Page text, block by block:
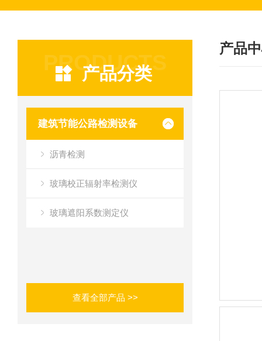
PRODUCTS
产品分类
建筑节能公路检测设备
沥青检测
玻璃校正辐射率检测仪
玻璃遮阳系数测定仪
查看全部产品 >>
产品